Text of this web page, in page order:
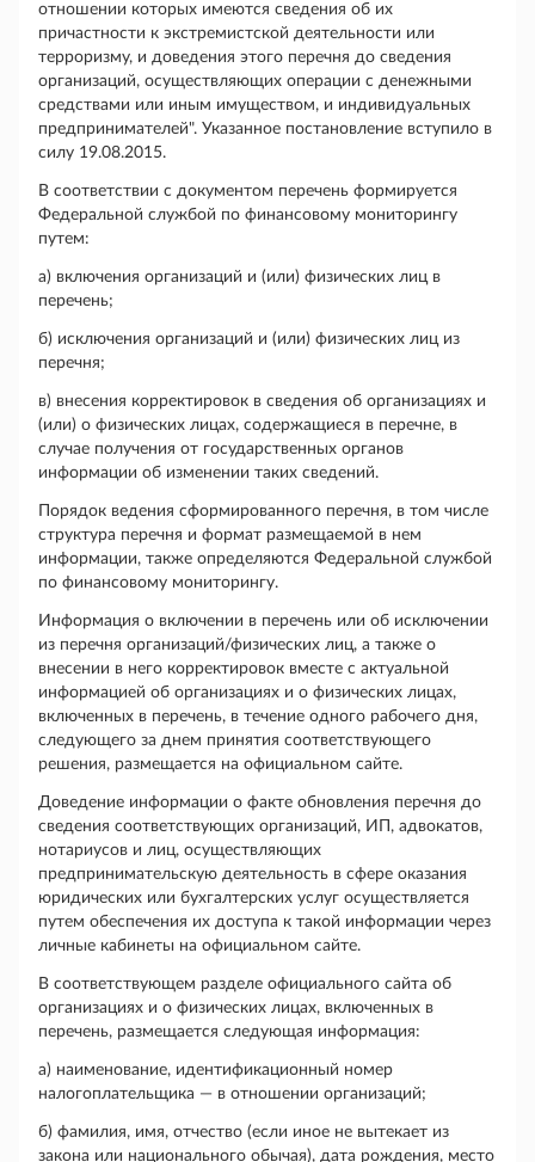
отношении которых имеются сведения об их
причастности к экстремистской деятельности или
терроризму, и доведения этого перечня до сведения
организаций, осуществляющих операции с денежными
средствами или иным имуществом, и индивидуальных
предпринимателей". Указанное постановление вступило в
силу 19.08.2015.
В соответствии с документом перечень формируется
Федеральной службой по финансовому мониторингу
путем:
а) включения организаций и (или) физических лиц в
перечень;
б) исключения организаций и (или) физических лиц из
перечня;
в) внесения корректировок в сведения об организациях и
(или) о физических лицах, содержащиеся в перечне, в
случае получения от государственных органов
информации об изменении таких сведений.
Порядок ведения сформированного перечня, в том числе
структура перечня и формат размещаемой в нем
информации, также определяются Федеральной службой
по финансовому мониторингу.
Информация о включении в перечень или об исключении
из перечня организаций/физических лиц, а также о
внесении в него корректировок вместе с актуальной
информацией об организациях и о физических лицах,
включенных в перечень, в течение одного рабочего дня,
следующего за днем принятия соответствующего
решения, размещается на официальном сайте.
Доведение информации о факте обновления перечня до
сведения соответствующих организаций, ИП, адвокатов,
нотариусов и лиц, осуществляющих
предпринимательскую деятельность в сфере оказания
юридических или бухгалтерских услуг осуществляется
путем обеспечения их доступа к такой информации через
личные кабинеты на официальном сайте.
В соответствующем разделе официального сайта об
организациях и о физических лицах, включенных в
перечень, размещается следующая информация:
а) наименование, идентификационный номер
налогоплательщика — в отношении организаций;
б) фамилия, имя, отчество (если иное не вытекает из
закона или национального обычая), дата рождения, место